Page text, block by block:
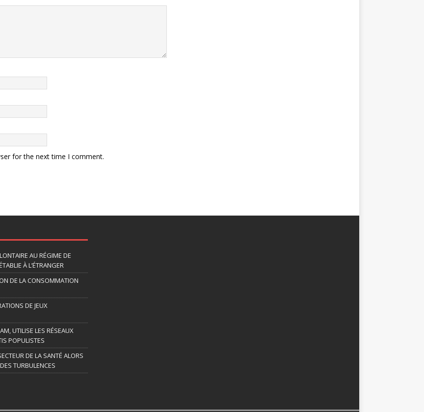
for the next time I comment.
AU RÉGIME DE
À L’ÉTRANGER
DE LA CONSOMMATION
DE JEUX
UTILISE LES RÉSEAUX
POPULISTES
DE LA SANTÉ ALORS
TURBULENCES